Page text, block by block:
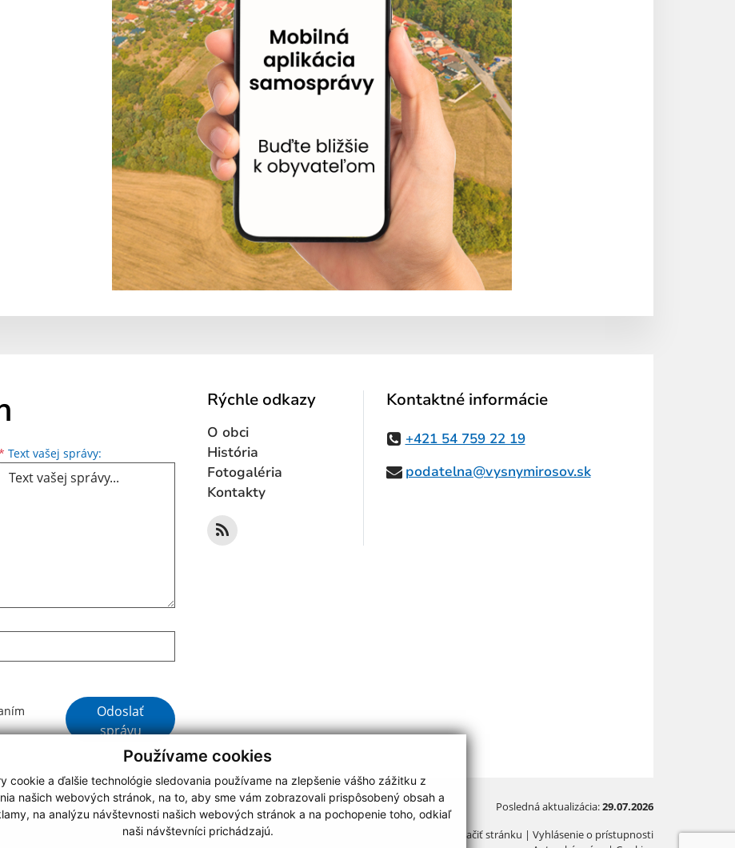
Používame cookies
cookie a ďalšie technológie sledovania používame na zlepšenie vášho zážitku z
našich webových stránok, na to, aby sme vám zobrazovali prispôsobený obsah a
na analýzu návštevnosti našich webových stránok a na pochopenie toho, odkiaľ
naši návštevníci prichádzajú.
Text vašej správy: Text vašej správy...
Google reCaptcha Response
Odoslať
správu
Rýchle odkazy
O obci
História
Fotogaléria
Kontakty
Kontaktné informácie
+421 54 759 22 19
podatelna@vysnymirosov.sk
2,
Posledná aktualizácia:29.07.2026
Vytlačiť stránku | Vyhlásenie o prístupnosti
webdesign|